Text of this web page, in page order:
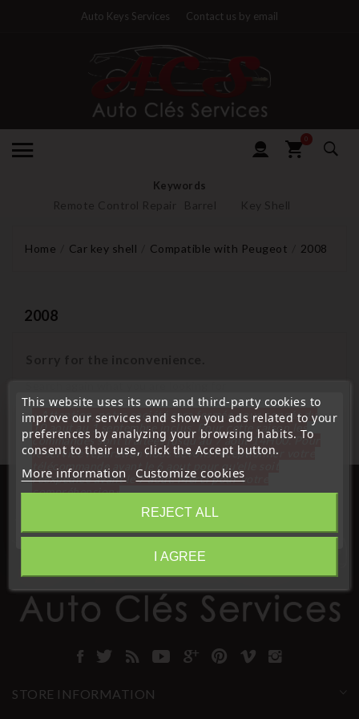
Auto Keys Services Contact us by email
0
Keywords
Remote Control Repair Barrel Key Shell
Home Car key shell Compatible with Peugeot 2008
2008
STORE INFORMATION
This website uses its own and third-party cookies to
improve our services and show you ads related to your
preferences by analyzing your browsing habits. To
consent to their use, click the Accept button.
More information Customize cookies
REJECT ALL
I AGREE
« Attention, notre société sera fermée pour congés du
10 aout au 1 septembre inclus. Pour cette raison les
commandes sont traitées jusqu'au 7 aout 14H00. Pour
le service réparation nous devons réceptionner votre
télécommande avant le 6 aout pour qu'elle soit
réexpédiée avant le 7 aout. Merci pour votre
compréhension»
Close
Information